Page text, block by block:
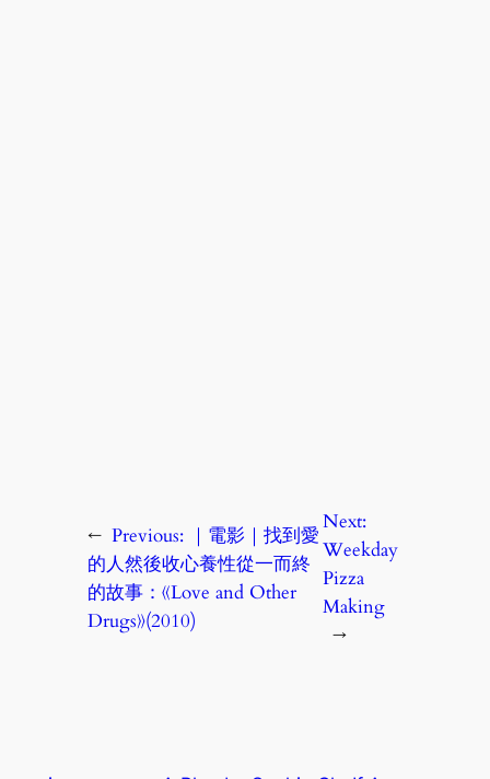
← Previous: ｜電影｜找到愛
的人然後收心養性從一而終
的故事：《Love and Other
Drugs》(2010)
Next:
Weekday
Pizza
Making
→